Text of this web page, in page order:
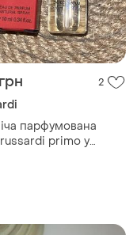
2
парфумована
primo у
мініатюри об’ємом